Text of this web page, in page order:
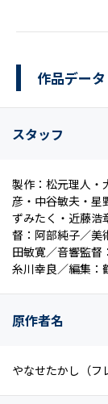
作品データ
スタッフ
製作：松元理人・
彦・中谷敏夫・星
ずみたく・近藤
督：阿部純子／美
田敏寛／音響監督
糸川幸良／編集：
原作者名
やなせたかし（フ